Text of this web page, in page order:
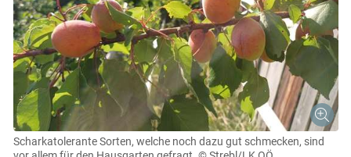
Scharkatolerante Sorten, welche noch dazu gut schmecken, sind